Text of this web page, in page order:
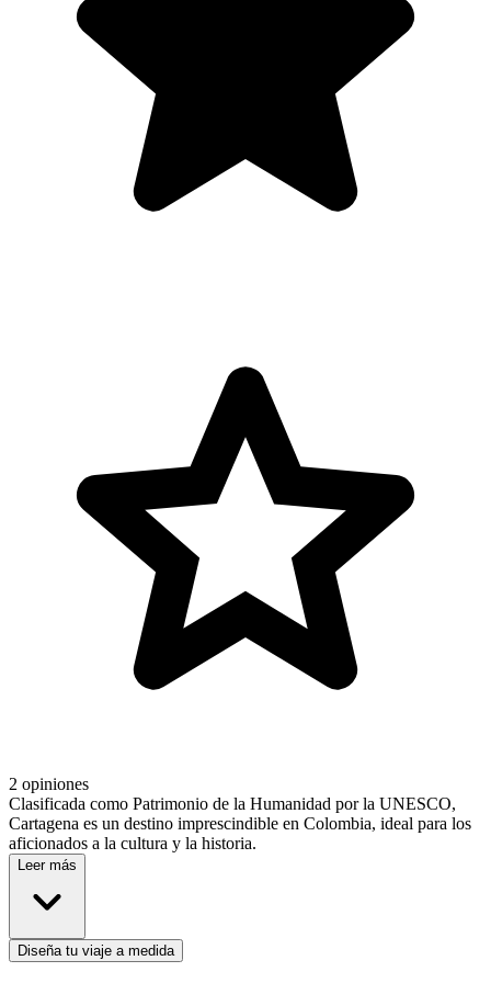
2 opiniones
Clasificada como Patrimonio de la Humanidad por la UNESCO,
Cartagena es un destino imprescindible en Colombia, ideal para los
aficionados a la cultura y la historia.
Leer más
Diseña tu viaje a medida